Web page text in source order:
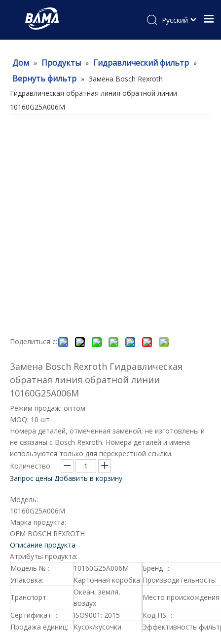
Pусский
Дом » Продукты » Гидравлический фильтр »
Вернуть фильтр » Замена Bosch Rexroth
Гидравлическая обратная линия обратной линии
10160G25A006M
Поделиться с:
Замена Bosch Rexroth Гидравлическая
обратная линия обратной линии
10160G25A006M
Режим продаж: оптом
MOQ: 10 шт
Номера деталей, отмеченная заменой, не изготовлены и
не связаны с Bosch Rexroth. Номера деталей и имена
используются только для перекрестной ссылки.
Количество:
Запрос цены Добавить в корзину
Модель:
10160G25A006M
Марка продукта:
OEM BOSCH REXROTH
Описание продукта
Атрибуты продукта:
Модель № :
10160G25A006M
Бренд ：
Упаковка:
Картонная коробка Производительность:
Транспорт:
Океан, земля,
воздух
Место происхождения
Сертификат ：
ISO9001: 2015
Код HS ：
Продажа единиц:
Кусок/кусочки Эффективность